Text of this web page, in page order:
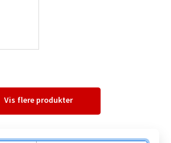
Vis flere produkter